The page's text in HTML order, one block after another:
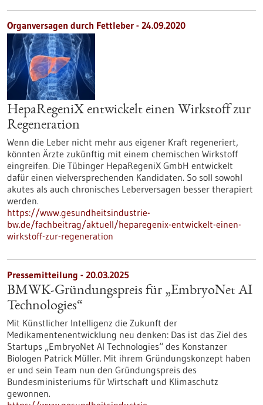
Organversagen durch Fettleber - 24.09.2020
HepaRegeniX entwickelt einen Wirkstoff zur
Regeneration
Wenn die Leber nicht mehr aus eigener Kraft regeneriert,
könnten Ärzte zukünftig mit einem chemischen Wirkstoff
eingreifen. Die Tübinger HepaRegeniX GmbH entwickelt
dafür einen vielversprechenden Kandidaten. So soll sowohl
akutes als auch chronisches Leberversagen besser therapiert
werden.
https://www.gesundheitsindustrie-
bw.de/fachbeitrag/aktuell/heparegenix-entwickelt-einen-
wirkstoff-zur-regeneration
Pressemitteilung - 20.03.2025
BMWK-Gründungspreis für „EmbryoNet AI
Technologies“
Mit Künstlicher Intelligenz die Zukunft der
Medikamentenentwicklung neu denken: Das ist das Ziel des
Startups „EmbryoNet AI Technologies“ des Konstanzer
Biologen Patrick Müller. Mit ihrem Gründungskonzept haben
er und sein Team nun den Gründungspreis des
Bundesministeriums für Wirtschaft und Klimaschutz
gewonnen.